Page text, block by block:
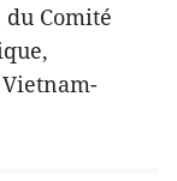
Comité